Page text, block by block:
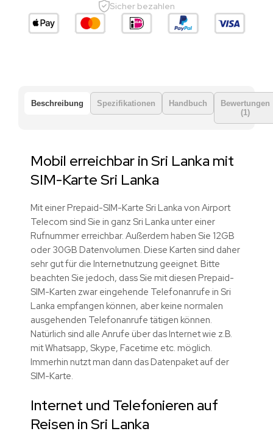
Sicher bezahlen
Beschreibung Spezifikationen Handbuch
Bewertungen
(1)
Mobil erreichbar in Sri Lanka mit
SIM-Karte Sri Lanka
Mit einer Prepaid-SIM-Karte Sri Lanka von Airport
Telecom sind Sie in ganz Sri Lanka unter einer
Rufnummer erreichbar. Außerdem haben Sie 12GB
oder 30GB Datenvolumen. Diese Karten sind daher
sehr gut für die Internetnutzung geeignet. Bitte
beachten Sie jedoch, dass Sie mit diesen Prepaid-
SIM-Karten zwar eingehende Telefonanrufe in Sri
Lanka empfangen können, aber keine normalen
ausgehenden Telefonanrufe tätigen können.
Natürlich sind alle Anrufe über das Internet wie z.B.
mit Whatsapp, Skype, Facetime etc. möglich.
Immerhin nutzt man dann das Datenpaket auf der
SIM-Karte.
Internet und Telefonieren auf
Reisen in Sri Lanka